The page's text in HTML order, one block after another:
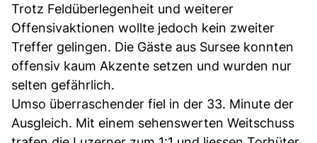
Trotz Feldüberlegenheit und weiterer
Offensivaktionen wollte jedoch kein zweiter
Treffer gelingen. Die Gäste aus Sursee konnten
offensiv kaum Akzente setzen und wurden nur
selten gefährlich.
Umso überraschender fiel in der 33. Minute der
Ausgleich. Mit einem sehenswerten Weitschuss